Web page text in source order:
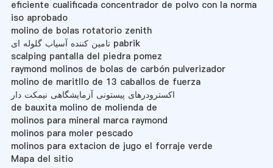
eficiente cualificada concentrador de polvo con la norma
iso aprobado
molino de bolas rotatorio zenith
تامین کننده آسیاب گلوله ای pabrik
scalping pantalla del piedra pomez
raymond molinos de bolas de carbón pulverizador
molino de maritllo de 13 caballos de fuerza
اکسترودرهای پیستونی آزمایشگاهی نیمکت دار
de bauxita molino de molienda de
molinos para mineral marca raymond
molinos para moler pescado
molinos para extacion de jugo el forraje verde
Mapa del sitio